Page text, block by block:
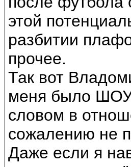
этой
разбитии
прочее.
Так вот
меня было
словом в
сожалению не
Даже если я